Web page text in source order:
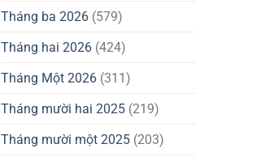
Tháng ba 2026 (579)
Tháng hai 2026 (424)
Tháng Một 2026 (311)
Tháng mười hai 2025 (219)
Tháng mười một 2025 (203)